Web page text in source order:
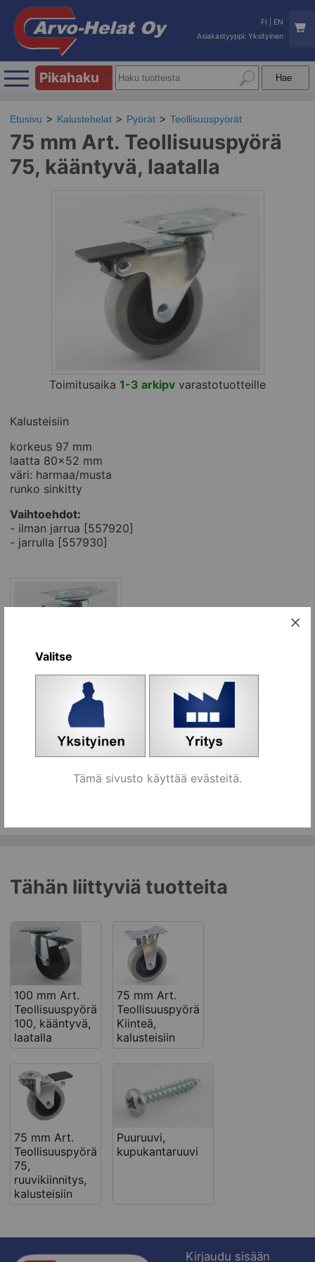
FI
EN
Asiakastyyppi: Yksityinen
Pikahaku
Etusivu Kalustehelat Pyörät Teollisuuspyörät
75 mm Art. Teollisuuspyörä
75, kääntyvä, laatalla
Kalusteisiin
korkeus 97 mm
laatta 80x52 mm
väri: harmaa/musta
runko sinkitty
Vaihtoehdot:
- ilman jarrua [557920]
- jarrulla [557930]
Toimitusaika 1-3 arkipv varastotuotteille
ilman jarrua [557920]
kpl Koriin
jarrulla [557930] kpl Koriin
Tähän liittyviä tuotteita
100 mm Art.
Teollisuuspyörä
100, kääntyvä,
laatalla
75 mm Art.
Teollisuuspyörä
Kiinteä,
kalusteisiin
75 mm Art.
Teollisuuspyörä
75,
ruuvikiinnitys,
kalusteisiin
Puuruuvi,
kupukantaruuvi
Kirjaudu sisään
Valitse
Tämä sivusto käyttää evästeitä.